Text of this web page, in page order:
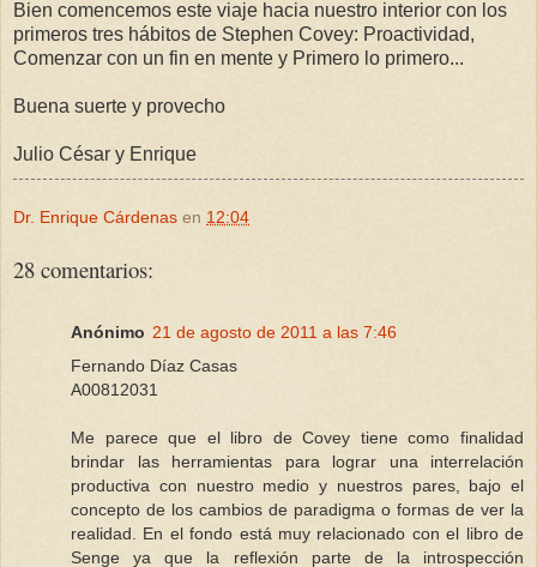
Bien comencemos este viaje hacia nuestro interior con los
primeros tres hábitos de Stephen Covey: Proactividad,
Comenzar con un fin en mente y Primero lo primero...
Buena suerte y provecho
Julio César y Enrique
Dr. Enrique Cárdenas en 12:04
28 comentarios:
Anónimo 21 de agosto de 2011 a las 7:46
Fernando Díaz Casas
A00812031
Me parece que el libro de Covey tiene como finalidad
brindar las herramientas para lograr una interrelación
productiva con nuestro medio y nuestros pares, bajo el
concepto de los cambios de paradigma o formas de ver la
realidad. En el fondo está muy relacionado con el libro de
Senge ya que la reflexión parte de la introspección